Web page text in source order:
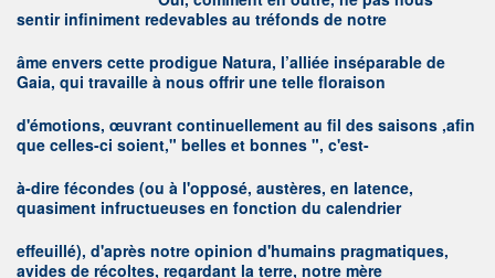
sentir infiniment redevables au tréfonds de notre
âme envers cette prodigue Natura, l’alliée inséparable de
Gaia, qui travaille à nous offrir une telle floraison
d'émotions, œuvrant continuellement au fil des saisons ,afin
que celles-ci soient," belles et bonnes ", c'est-
à-dire fécondes (ou à l'opposé, austères, en latence,
quasiment infructueuses en fonction du calendrier
effeuillé), d'après notre opinion d'humains pragmatiques,
avides de récoltes, regardant la terre, notre mère